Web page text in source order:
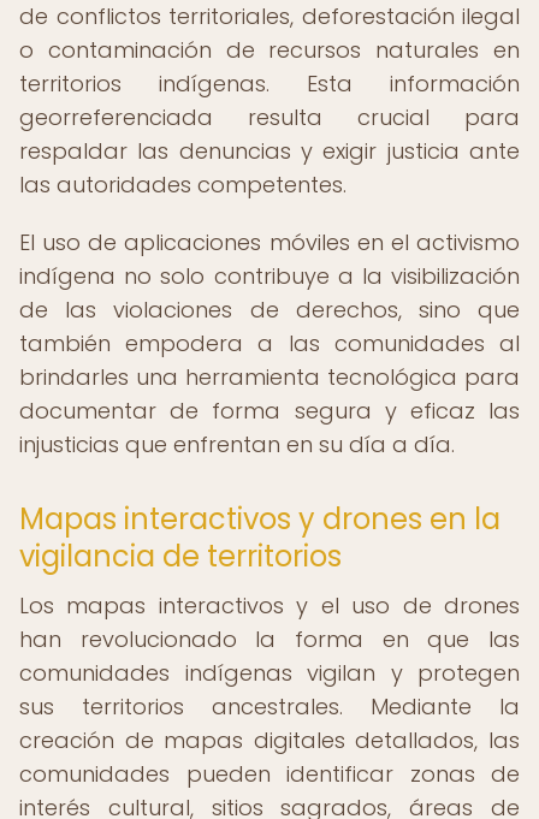
de conflictos territoriales, deforestación ilegal
o contaminación de recursos naturales en
territorios indígenas. Esta información
georreferenciada resulta crucial para
respaldar las denuncias y exigir justicia ante
las autoridades competentes.
El uso de aplicaciones móviles en el activismo
indígena no solo contribuye a la visibilización
de las violaciones de derechos, sino que
también empodera a las comunidades al
brindarles una herramienta tecnológica para
documentar de forma segura y eficaz las
injusticias que enfrentan en su día a día.
Mapas interactivos y drones en la
vigilancia de territorios
Los mapas interactivos y el uso de drones
han revolucionado la forma en que las
comunidades indígenas vigilan y protegen
sus territorios ancestrales. Mediante la
creación de mapas digitales detallados, las
comunidades pueden identificar zonas de
interés cultural, sitios sagrados, áreas de